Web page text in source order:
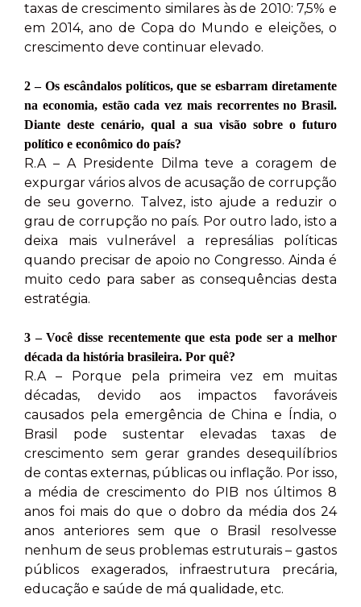
taxas de crescimento similares às de 2010: 7,5% e
em 2014, ano de Copa do Mundo e eleições, o
crescimento deve continuar elevado.
2 – Os escândalos políticos, que se esbarram diretamente
na economia, estão cada vez mais recorrentes no Brasil.
Diante deste cenário, qual a sua visão sobre o futuro
político e econômico do país?
R.A – A Presidente Dilma teve a coragem de
expurgar vários alvos de acusação de corrupção
de seu governo. Talvez, isto ajude a reduzir o
grau de corrupção no país. Por outro lado, isto a
deixa mais vulnerável a represálias políticas
quando precisar de apoio no Congresso. Ainda é
muito cedo para saber as consequências desta
estratégia.
3 – Você disse recentemente que esta pode ser a melhor
década da história brasileira. Por quê?
R.A – Porque pela primeira vez em muitas
décadas, devido aos impactos favoráveis
causados pela emergência de China e Índia, o
Brasil pode sustentar elevadas taxas de
crescimento sem gerar grandes desequilíbrios
de contas externas, públicas ou inflação. Por isso,
a média de crescimento do PIB nos últimos 8
anos foi mais do que o dobro da média dos 24
anos anteriores sem que o Brasil resolvesse
nenhum de seus problemas estruturais – gastos
públicos exagerados, infraestrutura precária,
educação e saúde de má qualidade, etc.